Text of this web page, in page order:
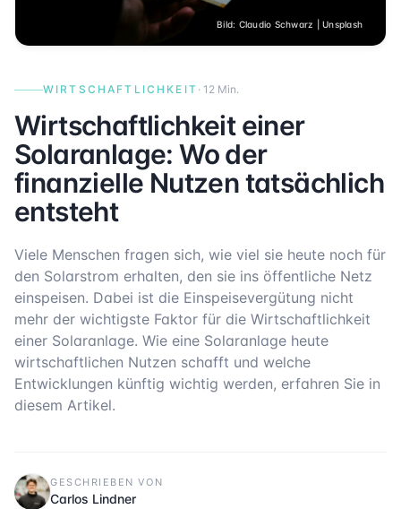
Bild: Claudio Schwarz | Unsplash
WIRTSCHAFTLICHKEIT · 12 Min.
Wirtschaftlichkeit einer
Solaranlage: Wo der
finanzielle Nutzen tatsächlich
entsteht
Viele Menschen fragen sich, wie viel sie heute noch für
den Solarstrom erhalten, den sie ins öffentliche Netz
einspeisen. Dabei ist die Einspeisevergütung nicht
mehr der wichtigste Faktor für die Wirtschaftlichkeit
einer Solaranlage. Wie eine Solaranlage heute
wirtschaftlichen Nutzen schafft und welche
Entwicklungen künftig wichtig werden, erfahren Sie in
diesem Artikel.
GESCHRIEBEN VON
Carlos Lindner